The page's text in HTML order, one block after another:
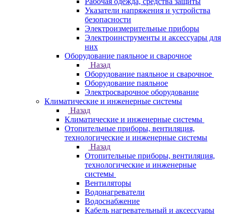
Указатели напряжения и устройства
безопасности
Электроизмерительные приборы
Электроинструменты и аксессуары для
них
Оборудование паяльное и сварочное
Назад
Оборудование паяльное и сварочное
Оборудование паяльное
Электросварочное оборудование
Климатические и инженерные системы
Назад
Климатические и инженерные системы
Отопительные приборы, вентиляция,
технологические и инженерные системы
Назад
Отопительные приборы, вентиляция,
технологические и инженерные
системы
Вентиляторы
Водонагреватели
Водоснабжение
Кабель нагревательный и аксессуары